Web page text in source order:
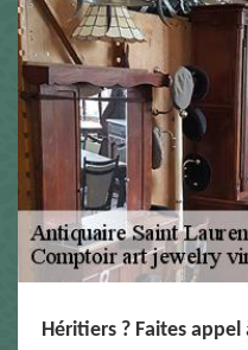
Héritiers ? Faites